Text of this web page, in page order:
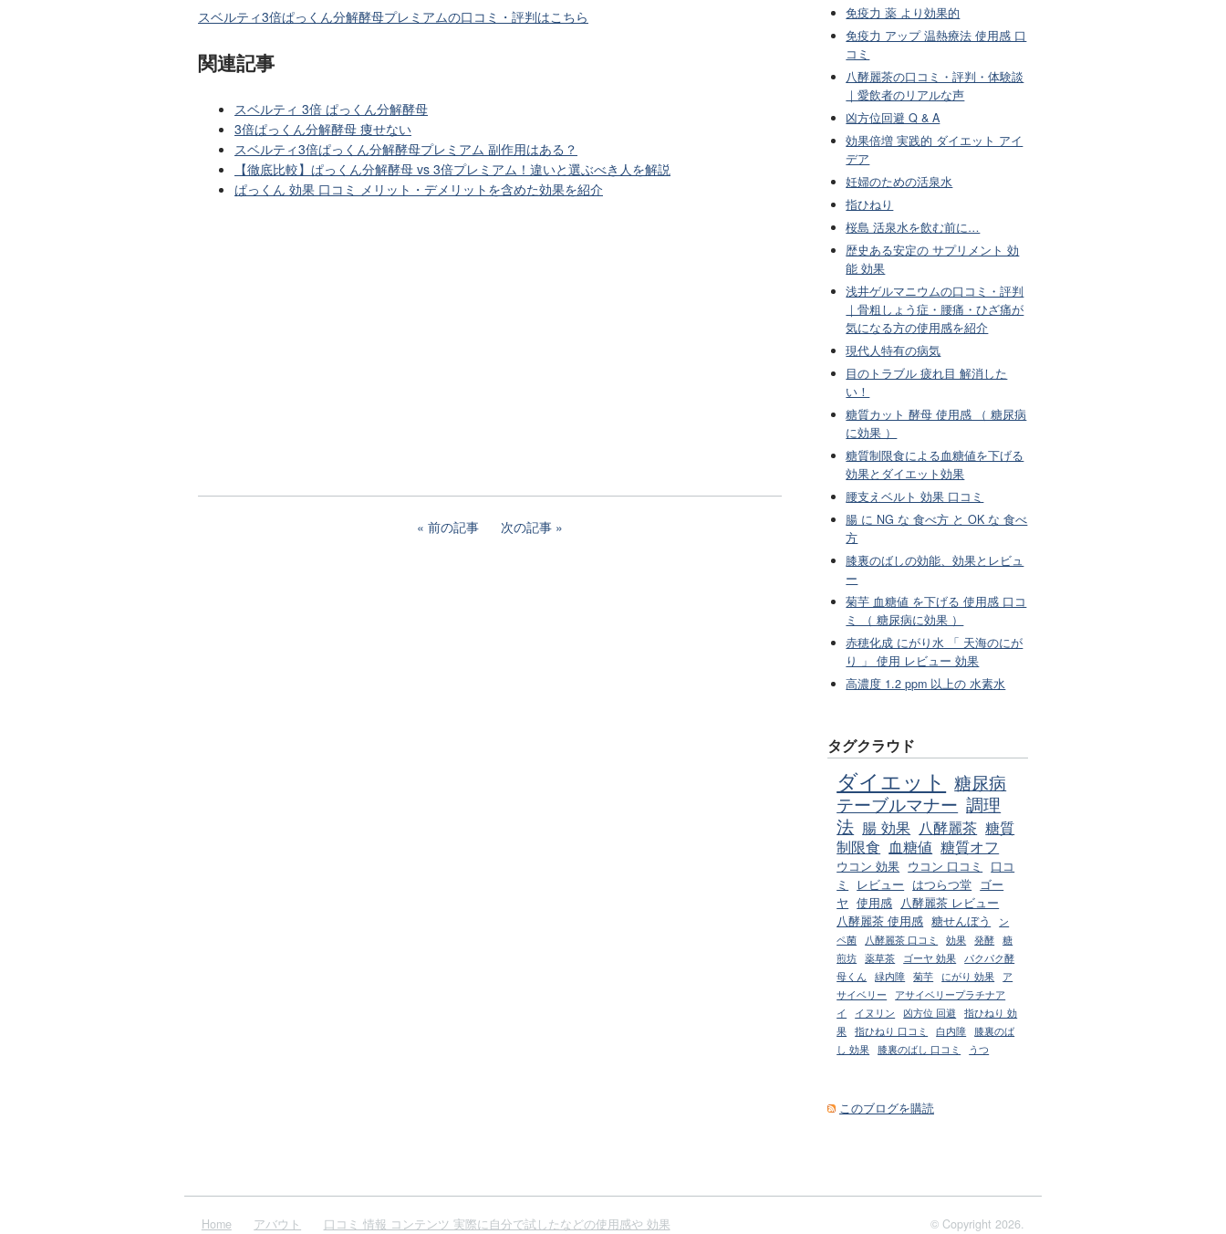
スベルティ3倍ぱっくん分解酵母プレミアムの口コミ・評判はこちら
関連記事
スベルティ 3倍 ぱっくん分解酵母
3倍ぱっくん分解酵母 痩せない
スベルティ3倍ぱっくん分解酵母プレミアム 副作用はある？
【徹底比較】ぱっくん分解酵母 vs 3倍プレミアム！違いと選ぶべき人を解説
ぱっくん 効果 口コミ メリット・デメリットを含めた効果を紹介
前の記事 次の記事
免疫力 薬 より効果的
免疫力 アップ 温熱療法 使用感 口
コミ
八酵麗茶の口コミ・評判・体験談
｜愛飲者のリアルな声
凶方位回避 Q & A
効果倍増 実践的 ダイエット アイ
デア
妊婦のための活泉水
指ひねり
桜島 活泉水を飲む前に…
歴史ある安定の サプリメント 効
能 効果
浅井ゲルマニウムの口コミ・評判
｜骨粗しょう症・腰痛・ひざ痛が
気になる方の使用感を紹介
現代人特有の病気
目のトラブル 疲れ目 解消した
い！
糖質カット 酵母 使用感 （ 糖尿病
に効果 ）
糖質制限食による血糖値を下げる
効果とダイエット効果
腰支えベルト 効果 口コミ
腸 に NG な 食べ方 と OK な 食べ
方
膝裏のばしの効能、効果とレビュ
ー
菊芋 血糖値 を下げる 使用感 口コ
ミ （ 糖尿病に効果 ）
赤穂化成 にがり水 「 天海のにが
り 」 使用 レビュー 効果
高濃度 1.2 ppm 以上の 水素水
タグクラウド
ダイエット 糖尿病
テーブルマナー 調理
法 腸 効果 八酵麗茶 糖質
制限食 血糖値 糖質オフ
ウコン 効果 ウコン 口コミ
口コ
ミ
レビュー はつらつ堂
ゴー
ヤ 使用感
八酵麗茶 レビュー
八酵麗茶 使用感 糖せんぼう
ン
ペ菌
八酵麗茶 口コミ 効果 発酵 糖
煎坊 薬草茶 ゴーヤ 効果
パクパク酵
母くん
緑内障 菊芋 にがり 効果
ア
サイベリー
アサイベリープラチナア
イ
イヌリン 凶方位 回避
指ひねり 効
果 指ひねり 口コミ 白内障
膝裏のば
し 効果
膝裏のばし 口コミ うつ
このブログを購読
Home アバウト 口コミ 情報 コンテンツ 実際に自分で試したなどの使用感や 効果 © Copyright 2026.